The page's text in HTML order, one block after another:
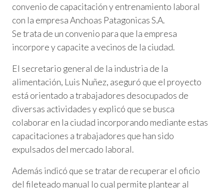
convenio de capacitación y entrenamiento laboral
con la empresa Anchoas Patagonicas S.A.
Se trata de un convenio para que la empresa
incorpore y capacite a vecinos de la ciudad.
El secretario general de la industria de la
alimentación, Luis Nuñez, aseguró que el proyecto
está orientado a trabajadores desocupados de
diversas actividades y explicó que se busca
colaborar en la ciudad incorporando mediante estas
capacitaciones a trabajadores que han sido
expulsados del mercado laboral.
Además indicó que se tratar de recuperar el oficio
del fileteado manual lo cual permite plantear al